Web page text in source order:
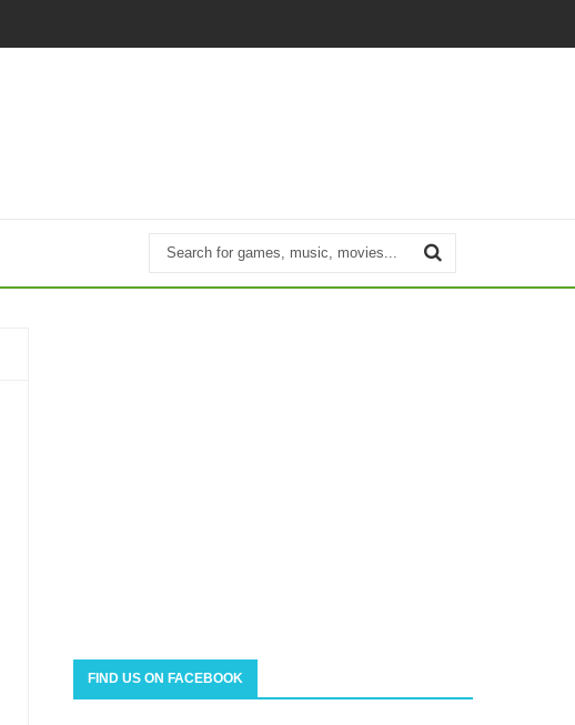
FIND US ON FACEBOOK